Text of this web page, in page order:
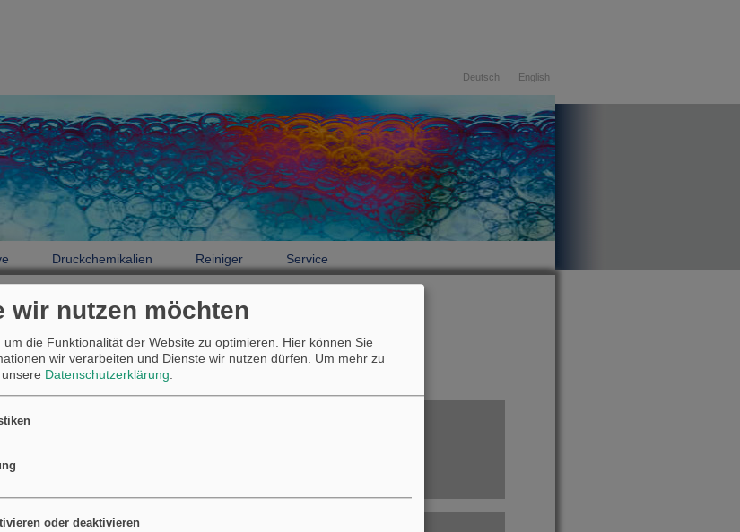
Deutsch English
Druckchemikalien Reiniger Service
Produktfinder
wir nutzen möchten
die Funktionalität der Website zu optimieren. Hier können Sie
wir verarbeiten und Dienste wir nutzen dürfen.
Um mehr zu
Datenschutzerklärung
oder deaktivieren